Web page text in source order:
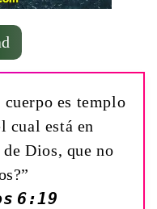
es templo
cual está en
Dios, que no
6:19